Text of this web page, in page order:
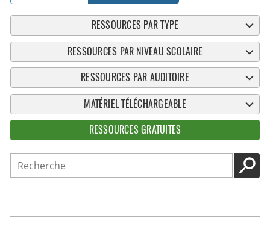
RESSOURCES PAR TYPE
RESSOURCES PAR NIVEAU SCOLAIRE
RESSOURCES PAR AUDITOIRE
MATÉRIEL TÉLÉCHARGEABLE
RESSOURCES GRATUITES
Recherche